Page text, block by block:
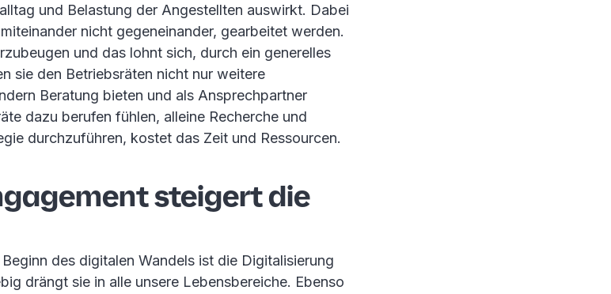
und Belastung der Angestellten auswirkt. Dabei
nicht gegeneinander, gearbeitet werden.
und das lohnt sich, durch ein generelles
sie den Betriebsräten nicht nur weitere
Beratung bieten und als Ansprechpartner
dazu berufen fühlen, alleine Recherche und
durchzuführen, kostet das Zeit und Ressourcen.
steigert die
des digitalen Wandels ist die Digitalisierung
drängt sie in alle unsere Lebensbereiche. Ebenso